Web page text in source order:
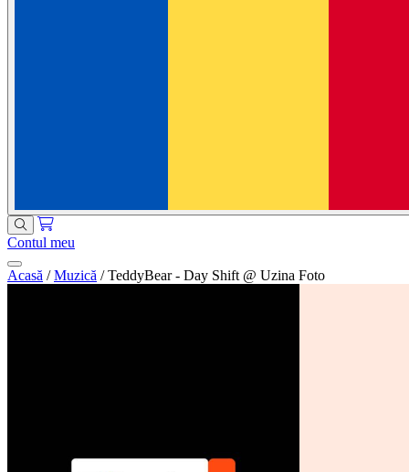
Contul meu
Acasă / Muzică / TeddyBear - Day Shift @ Uzina Foto